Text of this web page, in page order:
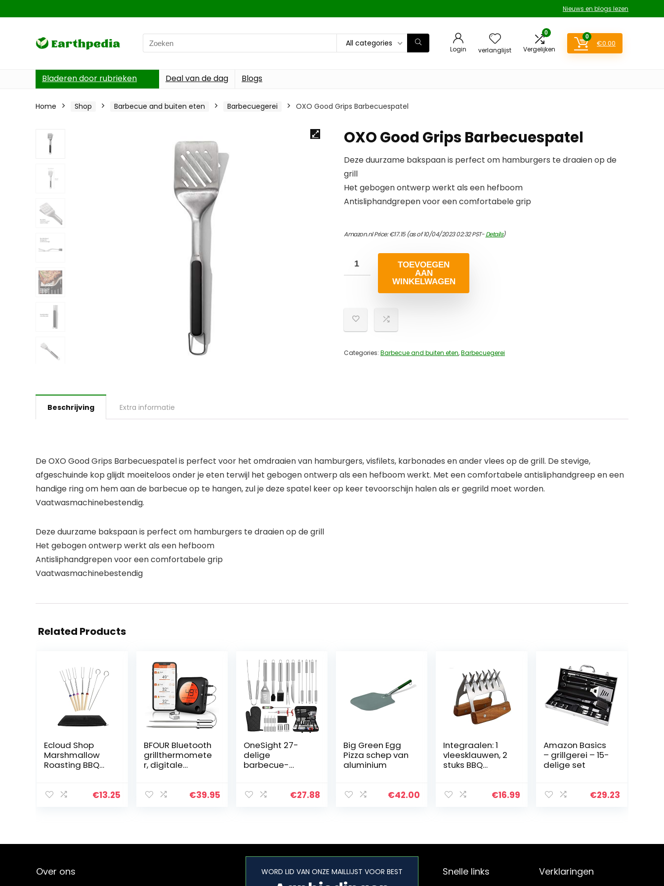
Nieuws en blogs lezen
Search
for:
All categories
Login verlanglijst
0
Vergelijken
0
€0.00
Bladeren door rubrieken Deal van de dag Blogs
Home Shop Barbecue and buiten eten Barbecuegerei OXO Good Grips Barbecuespatel
OXO Good Grips Barbecuespatel
Deze duurzame bakspaan is perfect om hamburgers te draaien op de
grill
Het gebogen ontwerp werkt als een hefboom
Antisliphandgrepen voor een comfortabele grip
Amazon.nl Price:€17.15(as of 10/04/2023 02:32 PST-Details)
TOEVOEGEN
AAN
WINKELWAGEN
Categories: Barbecue and buiten eten,Barbecuegerei
Beschrijving Extra informatie
De OXO Good Grips Barbecuespatel is perfect voor het omdraaien van hamburgers, visfilets, karbonades en ander vlees op de grill. De stevige,
afgeschuinde kop glijdt moeiteloos onder je eten terwijl het gebogen ontwerp als een hefboom werkt. Met een comfortabele antisliphandgreep en een
handige ring om hem aan de barbecue op te hangen, zul je deze spatel keer op keer tevoorschijn halen als er gegrild moet worden.
Vaatwasmachinebestendig.
Deze duurzame bakspaan is perfect om hamburgers te draaien op de grill
Het gebogen ontwerp werkt als een hefboom
Antisliphandgrepen voor een comfortabele grip
Vaatwasmachinebestendig
Related Products
Ecloud Shop
Marshmallow
Roasting BBQ
roestvrij stalen
€13.25
BFOUR Bluetooth
grillthermomete
r, digitale
met 2 sondes,
€39.95
OneSight 27-
delige
barbecue-
staal,
BBQ…
€27.88
Big Green Egg
Pizza schep van
aluminium
€42.00
Integraalen: 1
vleesklauwen, 2
stuks BBQ
klauwen,
€16.99
Amazon Basics
– grillgerei – 15-
delige set
€29.23
Over ons WORD LID VAN ONZE MAILLIJST VOOR BEST Snelle links Verklaringen